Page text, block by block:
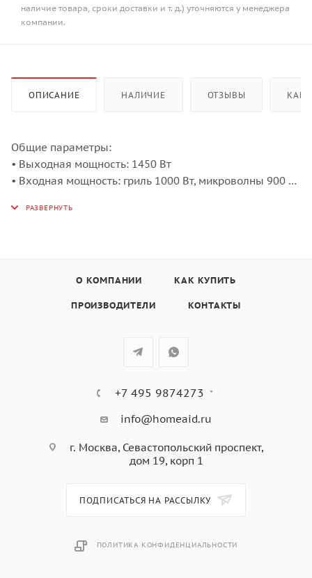
наличие товара, сроки доставки и т. д.) уточняются у менеджера
компании.
ОПИСАНИЕ НАЛИЧИЕ ОТЗЫВЫ КАК
Общие параметры:
• Выходная мощность: 1450 Вт
• Входная мощность: гриль 1000 Вт, микроволны 900 Вт
• Электронный дисплей, оранжевые символы
• Регулировка мощности СВЧ на 5 уровнях
О КОМПАНИИ КАК КУПИТЬ
ПРОИЗВОДИТЕЛИ КОНТАКТЫ
+7 495 9874273
info@homeaid.ru
г. Москва, Севастопольский проспект,
дом 19, корп 1
ПОДПИСАТЬСЯ НА РАССЫЛКУ
ПОЛИТИКА КОНФИДЕНЦИАЛЬНОСТИ